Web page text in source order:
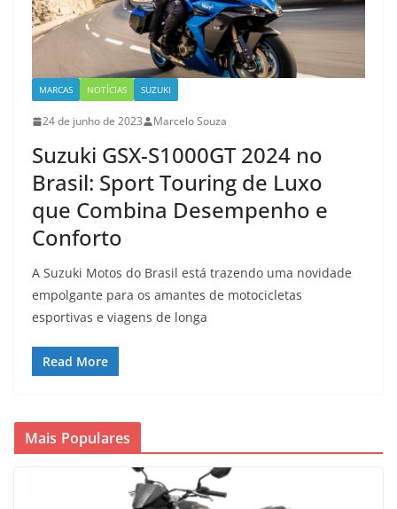
MARCAS NOTÍCIAS SUZUKI
24 de junho de 2023 Marcelo Souza
Suzuki GSX-S1000GT 2024 no
Brasil: Sport Touring de Luxo
que Combina Desempenho e
Conforto
A Suzuki Motos do Brasil está trazendo uma novidade
empolgante para os amantes de motocicletas
esportivas e viagens de longa
Read More
Mais Populares